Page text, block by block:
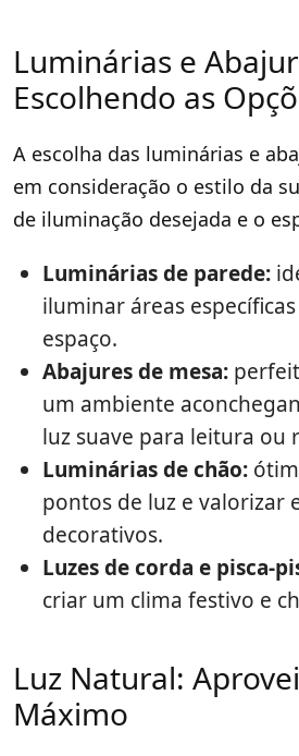
Luminárias e
Escolhendo as
A escolha das luminárias e
em consideração o estilo da
de iluminação desejada e o
Luminárias de parede:
iluminar áreas
espaço.
Abajures de mesa:
um ambiente
luz suave para leitura ou
Luminárias de chão:
pontos de luz e valorizar
decorativos.
Luzes de corda e pisca-
criar um clima festivo e
Luz Natural:
Máximo